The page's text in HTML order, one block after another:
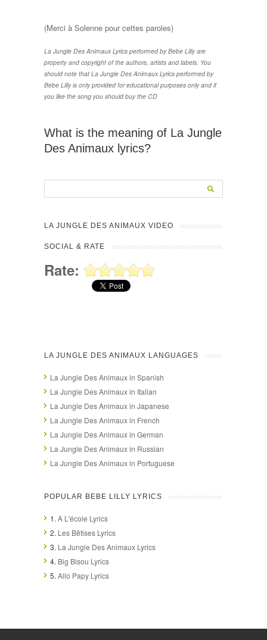
(Merci à Solenne pour cettes paroles)
La Jungle Des Animaux Lyrics performed by Bebe Lilly are
property and copyright of the authors, artists and labels. You
should note that La Jungle Des Animaux Lyrics performed by
Bebe Lilly is only provided for educational purposes only and if
you like the song you should buy the CD
What is the meaning of La Jungle
Des Animaux lyrics?
LA JUNGLE DES ANIMAUX VIDEO
SOCIAL & RATE
Rate:
LA JUNGLE DES ANIMAUX LANGUAGES
La Jungle Des Animaux in Spanish
La Jungle Des Animaux in Italian
La Jungle Des Animaux in Japanese
La Jungle Des Animaux in French
La Jungle Des Animaux in German
La Jungle Des Animaux in Russian
La Jungle Des Animaux in Portuguese
POPULAR BEBE LILLY LYRICS
1. À L'école Lyrics
2. Les Bêtises Lyrics
3. La Jungle Des Animaux Lyrics
4. Big Bisou Lyrics
5. Allo Papy Lyrics